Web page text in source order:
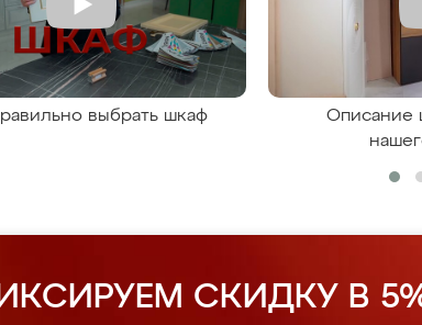
выбрать шкаф
Описание
СКИДКУ В